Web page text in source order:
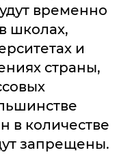
временно
школах,
и
страны,
в количестве
запрещены.